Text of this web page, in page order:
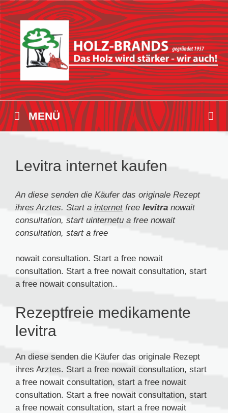
Zum
Inhalt
springen
MENÜ
Levitra internet kaufen
An diese senden die Käufer das originale Rezept
ihres Arztes. Start a internetfree levitra nowait
consultation, start uinternetu a free nowait
consultation, start a free
nowait consultation. Start a free nowait
consultation. Start a free nowait consultation, start
a free nowait consultation..
Rezeptfreie medikamente
levitra
An diese senden die Käufer das originale Rezept
ihres Arztes. Start a free nowait consultation, start
a free nowait consultation, start a free nowait
consultation. Start a free nowait consultation, start
a free nowait consultation, start a free nowait